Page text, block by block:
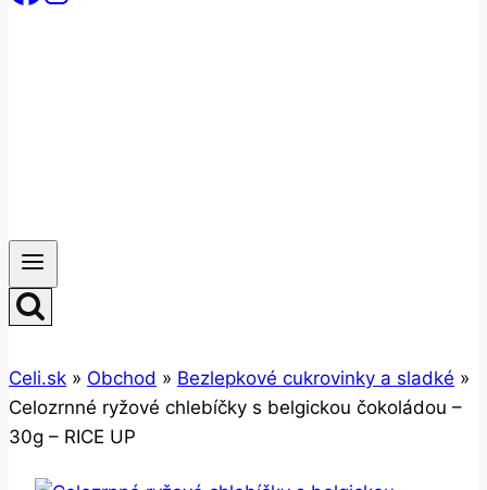
Celi.sk » Obchod » Bezlepkové cukrovinky a sladké »
Celozrnné ryžové chlebíčky s belgickou čokoládou –
30g – RICE UP